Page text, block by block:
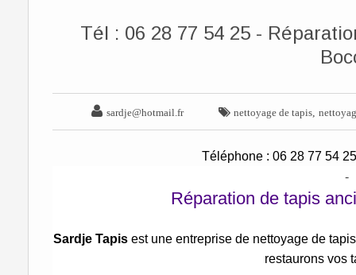
Tél : 06 28 77 54 25 -
 sardje@hotmail.fr  nettoyage de tapis
Téléphone : 06 28 77 54
-
Réparation de tapis
Sardje Tapis est une entreprise de nettoyage de
restaurons vos